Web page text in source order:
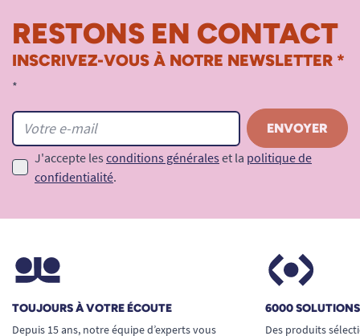
RESTONS EN CONTACT
INSCRIVEZ-VOUS À NOTRE NEWSLETTER *
*
J'accepte les conditions générales et la politique de
confidentialité.
TOUJOURS À VOTRE ÉCOUTE
Depuis 15 ans, notre équipe d’experts vous
6000
Des produits